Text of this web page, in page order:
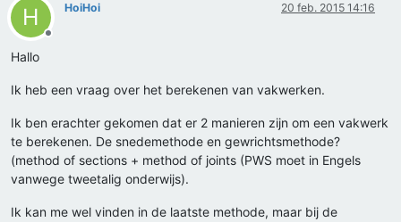
H
Offline
HoiHoi 20 feb. 2015 14:16
Hallo
Ik heb een vraag over het berekenen van vakwerken.
Ik ben erachter gekomen dat er 2 manieren zijn om een vakwerk
te berekenen. De snedemethode en gewrichtsmethode?
(method of sections + method of joints (PWS moet in Engels
vanwege tweetalig onderwijs).
Ik kan me wel vinden in de laatste methode, maar bij de